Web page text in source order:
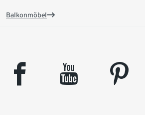
Balkonmöbel
facebook youtube pinterest